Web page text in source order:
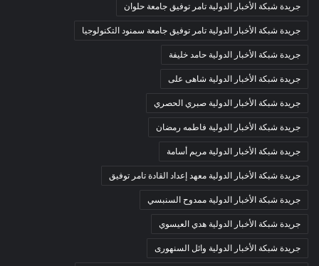
جريدة شبكة الأخبار الدولية تامر توفيق جامعة حلوان
جريدة شبكة الأخبار الدولية تامر توفيق جامعة سمنود التكنولوجيا
جريدة شبكة الأخبار الدولية حامد خليفة
جريدة شبكة الأخبار الدولية شاهى على
جريدة شبكة الأخبار الدولية صبري الحصري
جريدة شبكة الأخبار الدولية فاطمه رمضان
جريدة شبكة الأخبار الدولية مريم أسامة
جريدة شبكة الأخبار الدولية معهد إعداد القادة تامر توفيق
جريدة شبكة الأخبار الدولية ممدوح السنبسي
جريدة شبكة الأخبار الدولية هدي العيسوي
جريدة شبكة الأخبار الدولية وائل السنهورى